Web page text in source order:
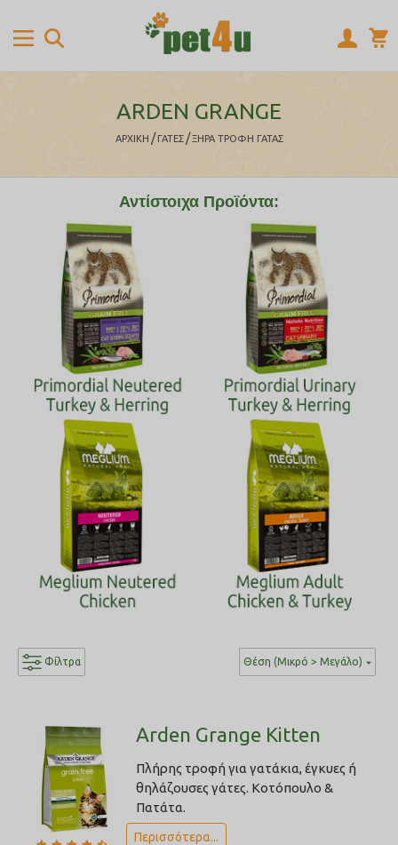
ARDEN GRANGE
ΑΡΧΙΚΉ / ΓΑΤΕΣ / ΞΗΡΑ ΤΡΟΦΗ ΓΑΤΑΣ
Αντίστοιχα Προϊόντα:
Φίλτρα Θέση (Μικρό > Μεγάλο)
Arden Grange Kitten
Πλήρης τροφή για γατάκια, έγκυες ή
θηλάζουσες γάτες. Κοτόπουλο &
Πατάτα.
Περισσότερα...